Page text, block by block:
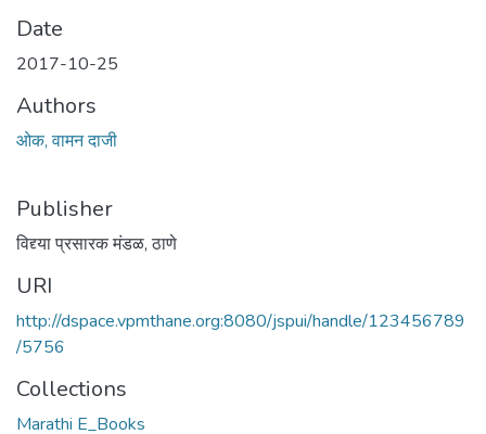
Date
2017-10-25
Authors
ओक, वामन दाजी
Publisher
विद्द्या प्रसारक मंडळ, ठाणे
URI
http://dspace.vpmthane.org:8080/jspui/handle/123456789
/5756
Collections
Marathi E_Books